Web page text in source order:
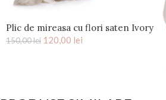
Plic de mireasa cu flori saten Ivory
Kiss
150,00lei 120,00 lei